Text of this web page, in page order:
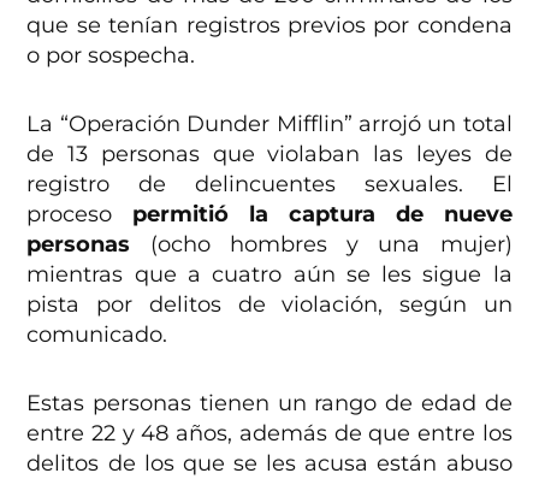
que se tenían registros previos por condena
o por sospecha.
La “Operación Dunder Mifflin” arrojó un total
de 13 personas que violaban las leyes de
registro de delincuentes sexuales. El
proceso permitió la captura de nueve
personas (ocho hombres y una mujer)
mientras que a cuatro aún se les sigue la
pista por delitos de violación, según un
comunicado.
Estas personas tienen un rango de edad de
entre 22 y 48 años, además de que entre los
delitos de los que se les acusa están abuso